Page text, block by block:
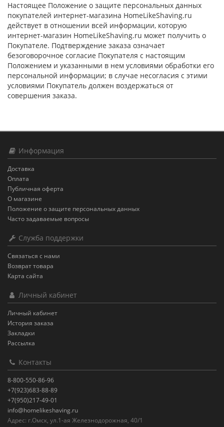
Настоящее Положение о защите персональных данных
покупателей интернет-магазина HomeLikeShaving.ru
действует в отношении всей информации, которую
интернет-магазин HomeLikeShaving.ru может получить о
Покупателе. Подтверждение заказа означает
безоговорочное согласие Покупателя с настоящим
Положением и указанными в нем условиями обработки его
персональной информации; в случае несогласия с этими
условиями Покупатель должен воздержаться от
совершения заказа.
Информация
Доставка
Оплата
Публичная оферта
О магазине
Положение о защите персональных данных
Часто задаваемые вопросы
Служба поддержки
Связаться с нами
Возврат товара
Карта сайта
Личный кабинет
Личный кабинет
История заказа
Закладки
Рассылка
Контакты
8-800-550-86-96
+7(923)683-88-89
+7(950)217-49-01
info@homelikeshaving.ru
Адрес: г.Омск, ул.1-ая Железнодорожная, 40/1